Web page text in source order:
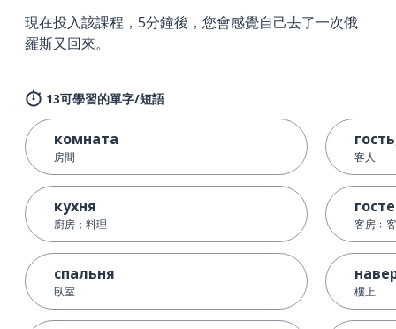
現在投入該課程，5分鐘後，您會感覺自己去了一次俄
羅斯又回來。
13可學習的單字/短語
комната
房間
кухня
廚房；料理
спальня
臥室
客人
客房﹔
樓上